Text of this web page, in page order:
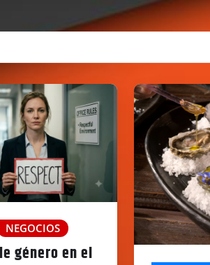
NEGOCIOS
género en el